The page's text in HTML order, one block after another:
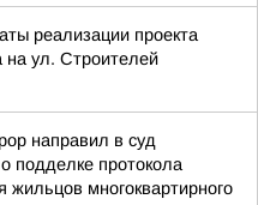
реализации проекта
на ул. Строителей
направил в суд
подделке протокола
жильцов многоквартирного